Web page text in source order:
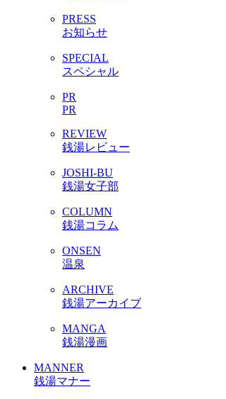
PRESS
お知らせ
SPECIAL
スペシャル
PR
PR
REVIEW
銭湯レビュー
JOSHI-BU
銭湯女子部
COLUMN
銭湯コラム
ONSEN
温泉
ARCHIVE
銭湯アーカイブ
MANGA
銭湯漫画
MANNER
銭湯マナー